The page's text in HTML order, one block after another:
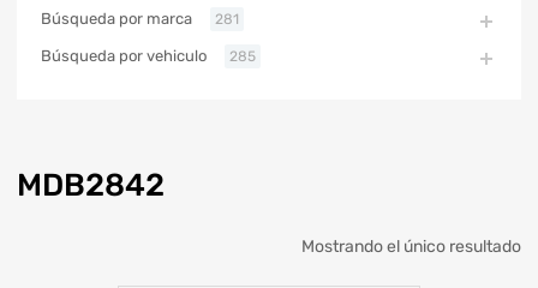
MDB2842
Mostrando el único resultado
Búsqueda por marca 281
Búsqueda por vehiculo 285